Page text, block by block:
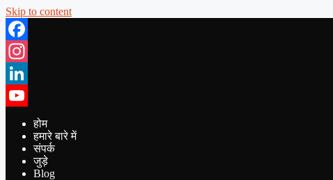
Skip to content
Facebook
Instagram
LinkedIn
YouTube
होम
हमारे बारे में
संपर्क
जुड़े
Blog